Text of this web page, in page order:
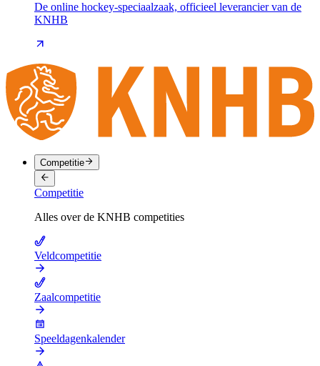
De online hockey-speciaalzaak, officieel leverancier van de
KNHB
Competitie
Competitie
Alles over de KNHB competities
Veldcompetitie
Zaalcompetitie
Speeldagenkalender